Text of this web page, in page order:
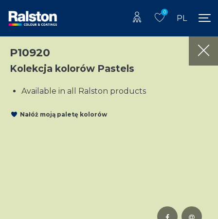
0
PL
P10920
Kolekcja kolorów Pastels
Available in all Ralston products
Nałóż moją paletę kolorów